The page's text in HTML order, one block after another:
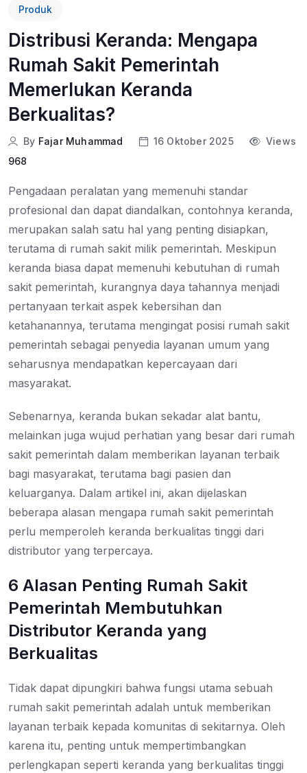
Produk
Distribusi Keranda: Mengapa
Rumah Sakit Pemerintah
Memerlukan Keranda
Berkualitas?
By Fajar Muhammad 16 Oktober 2025
Views
968
Pengadaan peralatan yang memenuhi standar
profesional dan dapat diandalkan, contohnya keranda,
merupakan salah satu hal yang penting disiapkan,
terutama di rumah sakit milik pemerintah. Meskipun
keranda biasa dapat memenuhi kebutuhan di rumah
sakit pemerintah, kurangnya daya tahannya menjadi
pertanyaan terkait aspek kebersihan dan
ketahanannya, terutama mengingat posisi rumah sakit
pemerintah sebagai penyedia layanan umum yang
seharusnya mendapatkan kepercayaan dari
masyarakat.
Sebenarnya, keranda bukan sekadar alat bantu,
melainkan juga wujud perhatian yang besar dari rumah
sakit pemerintah dalam memberikan layanan terbaik
bagi masyarakat, terutama bagi pasien dan
keluarganya. Dalam artikel ini, akan dijelaskan
beberapa alasan mengapa rumah sakit pemerintah
perlu memperoleh keranda berkualitas tinggi dari
distributor yang terpercaya.
6 Alasan Penting Rumah Sakit
Pemerintah Membutuhkan
Distributor Keranda yang
Berkualitas
Tidak dapat dipungkiri bahwa fungsi utama sebuah
rumah sakit pemerintah adalah untuk memberikan
layanan terbaik kepada komunitas di sekitarnya. Oleh
karena itu, penting untuk mempertimbangkan
perlengkapan seperti keranda yang berkualitas tinggi